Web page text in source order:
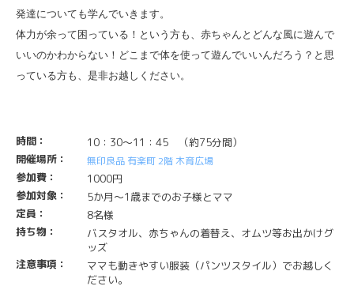
発達についても学んでいきます。
体力が余って困っている！という方も、赤ちゃんとどんな風に遊んで
いいのかわからない！どこまで体を使って遊んでいいんだろう？と思
っている方も、是非お越しください。
時間：
10：30～11：45 （約75分間）
開催場所：
無印良品 有楽町 2階 木育広場
参加費：
1000円
参加対象：
5か月～1歳までのお子様とママ
定員：
8名様
持ち物：
バスタオル、赤ちゃんの着替え、オムツ等お出かけグ
ッズ
注意事項：
ママも動きやすい服装（パンツスタイル）でお越しく
ださい。